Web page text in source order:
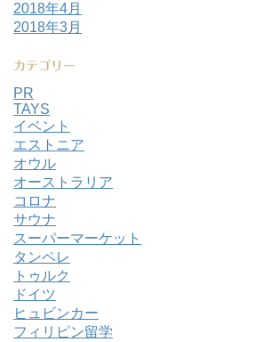
2018年4月
2018年3月
カテゴリー
PR
TAYS
イベント
エストニア
オウル
オーストラリア
コロナ
サウナ
スーパーマーケット
タンペレ
トゥルク
ドイツ
ヒュビンカー
フィリピン留学